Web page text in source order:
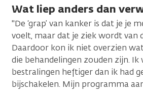
Wat liep anders dan
"De ‘grap’ van kanker is dat je je
voelt, maar dat je ziek wordt van
Daardoor kon ik niet overzien
die behandelingen zouden zijn. Ik
bestralingen heftiger dan ik had
bijschakelen. Mijn programma